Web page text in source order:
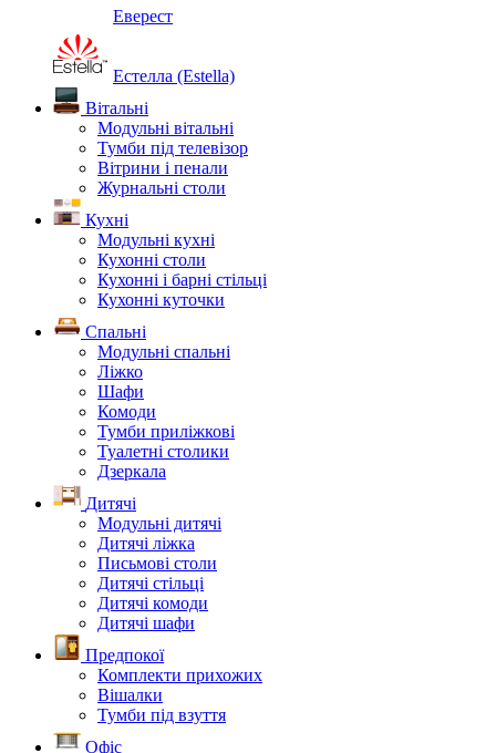
Еверест
Естелла (Estella)
Вітальні
Модульні вітальні
Тумби під телевізор
Вітрини і пенали
Журнальні столи
Кухні
Модульні кухні
Кухонні столи
Кухонні і барні стільці
Кухонні куточки
Спальні
Модульні спальні
Ліжко
Шафи
Комоди
Тумби приліжкові
Туалетні столики
Дзеркала
Дитячі
Модульні дитячі
Дитячі ліжка
Письмові столи
Дитячі стільці
Дитячі комоди
Дитячі шафи
Предпокої
Комплекти прихожих
Вішалки
Тумби під взуття
Офіс